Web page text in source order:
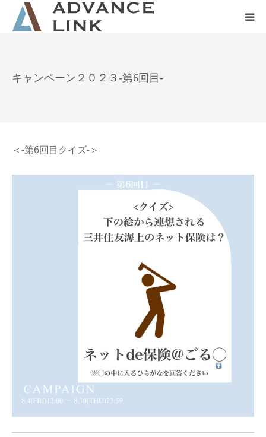
キャンペーン２０２３-第6回目-
＜-第6回目クイズ-＞
会社概要
事業保険